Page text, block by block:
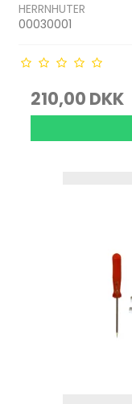
HERRNHUTER
00030001
210,00 DKK